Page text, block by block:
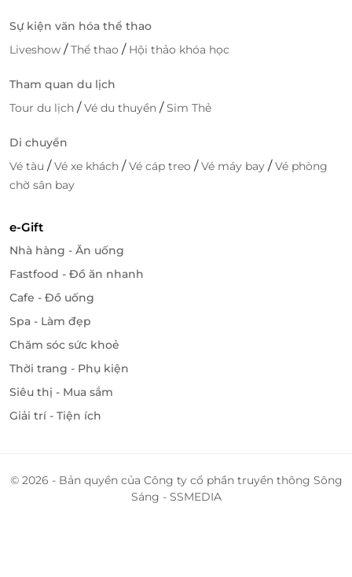
Sự kiện văn hóa thể thao
Liveshow /Thể thao / Hội thảo khóa học
Tham quan du lịch
Tour du lịch /Vé du thuyền /Sim Thẻ
Di chuyển
Vé tàu /Vé xe khách /Vé cáp treo /Vé máy bay /Vé phòng
chờ sân bay
e-Gift
Nhà hàng - Ăn uống
Fastfood - Đồ ăn nhanh
Cafe - Đồ uống
Spa - Làm đẹp
Chăm sóc sức khoẻ
Thời trang - Phụ kiện
Siêu thị - Mua sắm
Giải trí - Tiện ích
© 2026 - Bản quyền của Công ty cổ phần truyền thông Sông
Sáng - SSMEDIA